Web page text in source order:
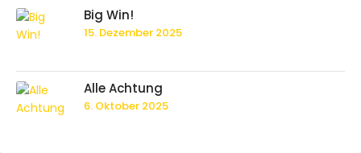
Big Win!
15. Dezember 2025
Alle Achtung
6. Oktober 2025